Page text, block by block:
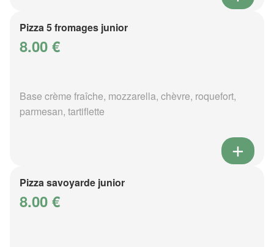
Pizza 5 fromages junior
8.00 €
Base crème fraîche, mozzarella, chèvre, roquefort,
parmesan, tartiflette
Pizza savoyarde junior
8.00 €